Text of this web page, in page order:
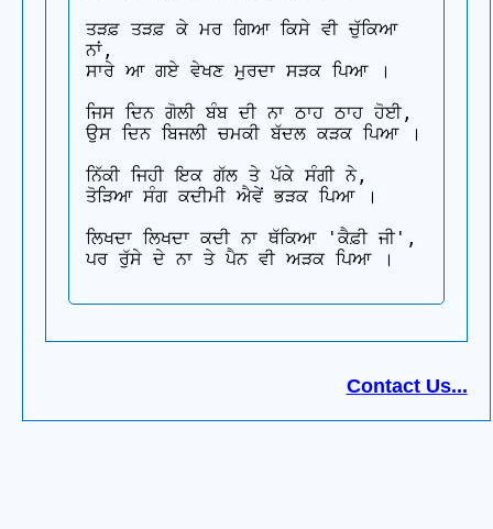
ਤੜਫ਼ ਤੜਫ਼ ਕੇ ਮਰ ਗਿਆ ਕਿਸੇ ਵੀ ਚੁੱਕਿਆ
ਨਾਂ,
ਸਾਰੇ ਆ ਗਏ ਵੇਖਣ ਮੁਰਦਾ ਸੜਕ ਪਿਆ ।
ਜਿਸ ਦਿਨ ਗੋਲੀ ਬੰਬ ਦੀ ਨਾ ਠਾਹ ਠਾਹ ਹੋਈ,
ਉਸ ਦਿਨ ਬਿਜਲੀ ਚਮਕੀ ਬੱਦਲ ਕੜਕ ਪਿਆ ।
ਨਿੱਕੀ ਜਿਹੀ ਇਕ ਗੱਲ ਤੇ ਪੱਕੇ ਸੰਗੀ ਨੇ,
ਤੋੜਿਆ ਸੰਗ ਕਦੀਮੀ ਐਵੇਂ ਭੜਕ ਪਿਆ ।
ਲਿਖਦਾ ਲਿਖਦਾ ਕਦੀ ਨਾ ਥੱਕਿਆ 'ਕੈਫ਼ੀ ਜੀ',
Contact Us...